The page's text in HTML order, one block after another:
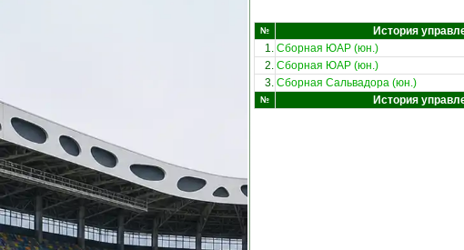
№ История
1. Сборная ЮАР (юн.)
2. Сборная ЮАР (юн.)
3. Сборная Сальвадора (юн.)
№ История